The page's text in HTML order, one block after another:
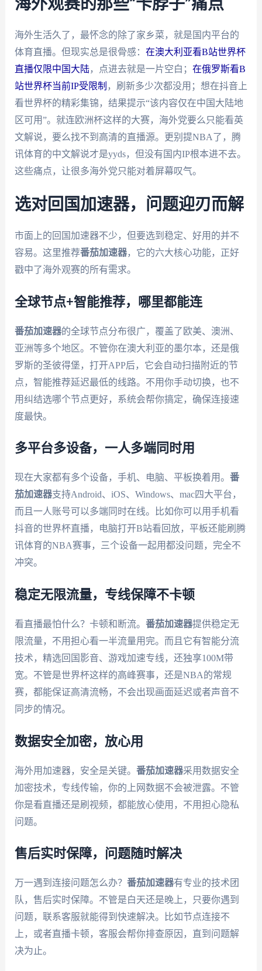
海外观赛的那些“卡脖子”痛点
海外生活久了，最怀念的除了家乡菜，就是国内平台的
体育直播。但现实总是很骨感： 在澳大利亚看B站世界杯
直播仅限中国大陆，点进去就是一片空白； 在俄罗斯看B
站世界杯当前IP受限制 ，刷新多少次都没用；想在抖音上
看世界杯的精彩集锦，结果提示“该内容仅在中国大陆地
区可用”。就连欧洲杯这样的大赛，海外党要么只能看英
文解说，要么找不到高清的直播源。更别提NBA了，腾
讯体育的中文解说才是yyds，但没有国内IP根本进不去。
这些痛点，让很多海外党只能对着屏幕叹气。
选对回国加速器，问题迎刃而解
市面上的回国加速器不少，但要选到稳定、好用的并不
容易。这里推荐番茄加速器，它的六大核心功能，正好
戳中了海外观赛的所有需求。
全球节点+智能推荐，哪里都能连
番茄加速器的全球节点分布很广，覆盖了欧美、澳洲、
亚洲等多个地区。不管你在澳大利亚的墨尔本，还是俄
罗斯的圣彼得堡，打开APP后，它会自动扫描附近的节
点，智能推荐延迟最低的线路。不用你手动切换，也不
用纠结选哪个节点更好，系统会帮你搞定，确保连接速
度最快。
多平台多设备，一人多端同时用
现在大家都有多个设备，手机、电脑、平板换着用。 番
茄加速器支持Android、iOS、Windows、mac四大平台，
而且一人账号可以多端同时在线。比如你可以用手机看
抖音的世界杯直播，电脑打开B站看回放，平板还能刷腾
讯体育的NBA赛事，三个设备一起用都没问题，完全不
冲突。
稳定无限流量，专线保障不卡顿
看直播最怕什么？卡顿和断流。 番茄加速器提供稳定无
限流量，不用担心看一半流量用完。而且它有智能分流
技术，精选回国影音、游戏加速专线，还独享100M带
宽。不管是世界杯这样的高峰赛事，还是NBA的常规
赛，都能保证高清流畅，不会出现画面延迟或者声音不
同步的情况。
数据安全加密，放心用
海外用加速器，安全是关键。 番茄加速器采用数据安全
加密技术，专线传输，你的上网数据不会被泄露。不管
你是看直播还是刷视频，都能放心使用，不用担心隐私
问题。
售后实时保障，问题随时解决
万一遇到连接问题怎么办？ 番茄加速器有专业的技术团
队，售后实时保障。不管是白天还是晚上，只要你遇到
问题，联系客服就能得到快速解决。比如节点连接不
上，或者直播卡顿，客服会帮你排查原因，直到问题解
决为止。